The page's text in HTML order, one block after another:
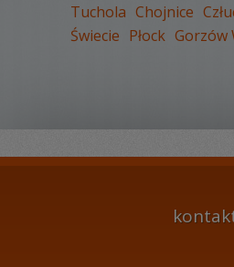
Tuchola Chojnice
Świecie Płock Gorzów